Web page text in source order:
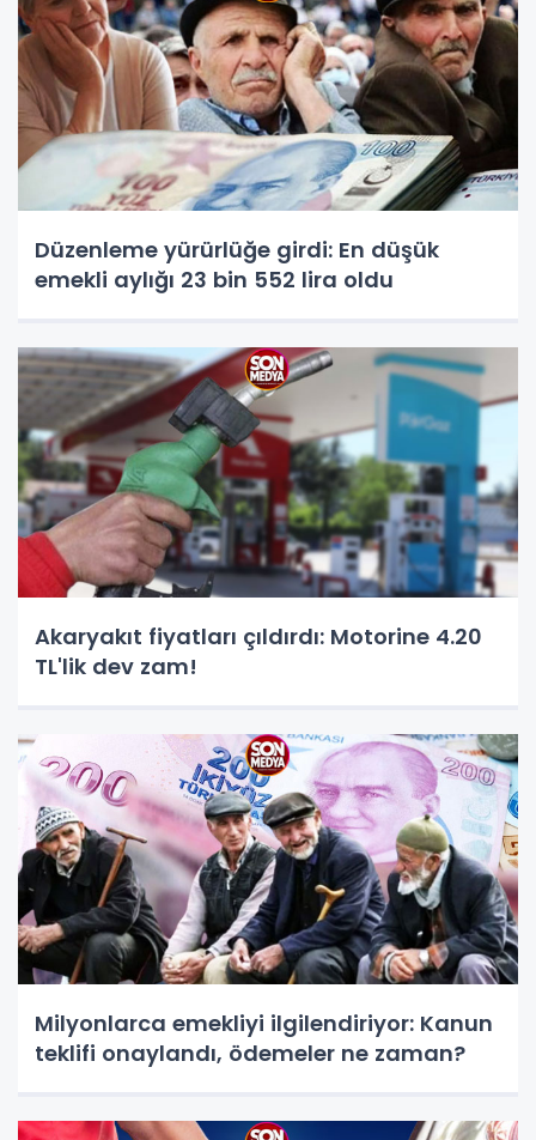
Düzenleme yürürlüğe girdi: En düşük
emekli aylığı 23 bin 552 lira oldu
Akaryakıt fiyatları çıldırdı: Motorine 4.20
TL'lik dev zam!
Milyonlarca emekliyi ilgilendiriyor: Kanun
teklifi onaylandı, ödemeler ne zaman?